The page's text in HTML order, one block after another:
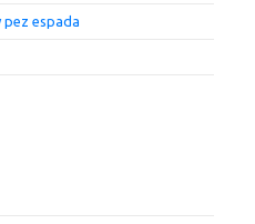
pez espada